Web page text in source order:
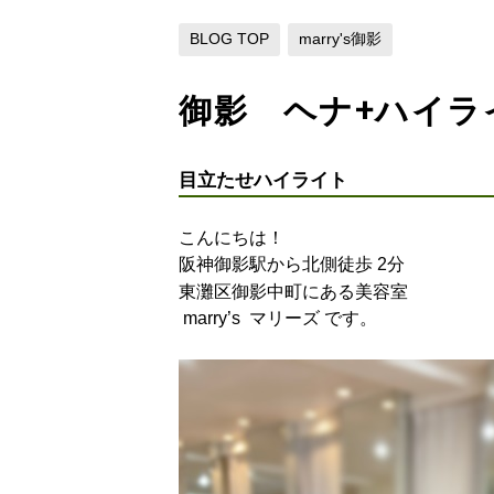
BLOG TOP marry's御影
御影 ヘナ+ハイラ
目立たせハイライト
こんにちは！
阪神御影駅から北側徒歩 2分
東灘区御影中町にある美容室
marry’s マリーズ です。